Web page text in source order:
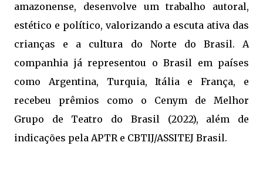
amazonense, desenvolve um trabalho autoral,
estético e político, valorizando a escuta ativa das
crianças e a cultura do Norte do Brasil. A
companhia já representou o Brasil em países
como Argentina, Turquia, Itália e França, e
recebeu prêmios como o Cenym de Melhor
Grupo de Teatro do Brasil (2022), além de
indicações pela APTR e CBTIJ/ASSITEJ Brasil.